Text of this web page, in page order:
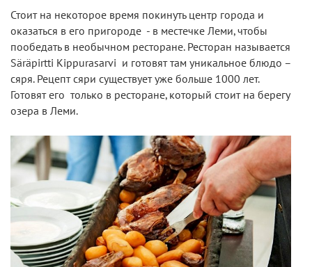
Стоит на некоторое время покинуть центр города и
оказаться в его пригороде - в местечке Леми, чтобы
пообедать в необычном ресторане. Ресторан называется
Säräpirtti Kippurasarvi и готовят там уникальное блюдо –
сяря. Рецепт сяри существует уже больше 1000 лет.
Готовят его только в ресторане, который стоит на берегу
озера в Леми.